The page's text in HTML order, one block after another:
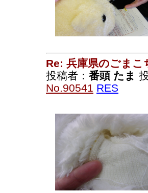
Re: 兵庫県のごまこ
投稿者： 番頭 たま
No.90541 RES